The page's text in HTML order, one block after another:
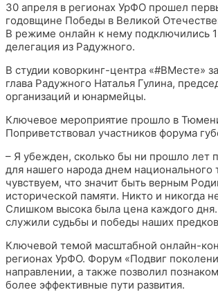
30 апреля в регионах УрФО прошел
годовщине Победы в Великой
В режиме онлайн к нему подключились
делегация из Радужного.
В студии коворкинг-центра «#ВМесте»
глава Радужного Наталья Гулина,
организаций и юнармейцы.
Ключевое мероприятие прошло в
Поприветствовал участников форума
– Я убежден, сколько бы ни прошло лет
для нашего народа днем национального
чувствуем, что значит быть верным
исторической памяти. Никто и никогда
Слишком высока была цена каждого
служили судьбы и победы наших
Ключевой темой масштабной онлайн-
регионах УрФО. Форум «Подвиг
направлении, а также позволил
более эффективные пути развития.